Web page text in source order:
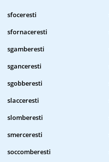
sfoceresti
sfornaceresti
sgamberesti
sganceresti
sgobberesti
slacceresti
slomberesti
smerceresti
soccomberesti